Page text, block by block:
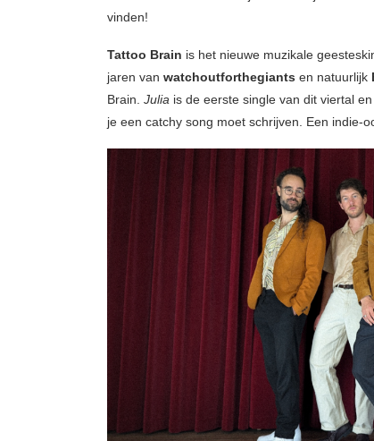
vinden!
Tattoo Brain is het nieuwe muzikale
jaren van watchoutforthegiants en natuurlijk
Brain. Julia is de eerste single van dit viertal
je een catchy song moet schrijven. Een indie-